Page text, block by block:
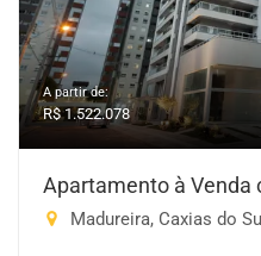
A partir de:
R$ 1.522.078
Apartamento à Venda
Madureira, Caxias do